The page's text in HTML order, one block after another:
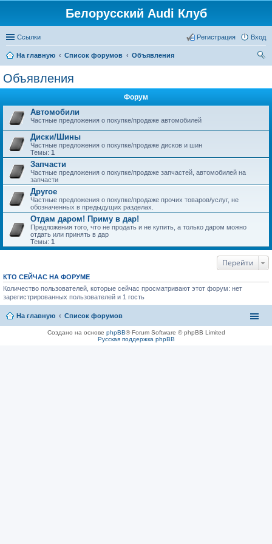
Белорусский Audi Клуб
Ссылки Вход
Регистрация
На главную Список форумов
Объявления
Объявления
Форум
Автомобили
Частные предложения о покупке/продаже автомобилей
Диски/Шины
Частные предложения о покупке/продаже дисков и шин
Темы: 1
Запчасти
Частные предложения о покупке/продаже запчастей, автомобилей на
запчасти
Другое
Частные предложения о покупке/продаже прочих товаров/услуг, не
обозначенных в предыдущих разделах.
Отдам даром! Приму в дар!
Предложения того, что не продать и не купить, а только даром можно
отдать или принять в дар
Темы: 1
Перейти
КТО СЕЙЧАС НА ФОРУМЕ
Количество пользователей, которые сейчас просматривают этот форум: нет
зарегистрированных пользователей и 1 гость
На главную Список форумов
Создано на основе phpBB® Forum Software © phpBB Limited
Русская поддержка phpBB